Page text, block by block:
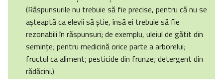
(Răspunsurile nu trebuie să fie precise, pentru că nu se
aşteaptă ca elevii să ştie, însă ei trebuie să fie
rezonabili în răspunsuri; de exemplu, uleiul de gătit din
seminţe; pentru medicină orice parte a arborelui;
fructul ca aliment; pesticide din frunze; detergent din
rădăcini.)